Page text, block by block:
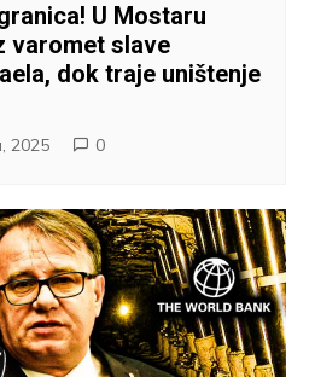
U Mostaru
varomet slave
dok traje uništenje
2025 0